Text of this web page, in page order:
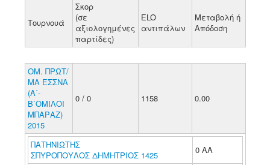
Τουρνουά
Σκορ
(σε
αξιολογημένες
παρτίδες)
ELO
αντιπάλων
Μεταβολή ή
Απόδοση
ΟΜ. ΠΡΩΤ/
ΜΑ ΕΣΣΝΑ
(Α΄-
Β΄ΟΜΙΛΟΙ
ΜΠΑΡΑΖ)
2015
0 / 0 1158 0.00
ΠΑΤΗΝΙΩΤΗΣ
ΣΠΥΡΟΠΟΥΛΟΣ ΔΗΜΗΤΡΙΟΣ 1425
0 ΑΑ